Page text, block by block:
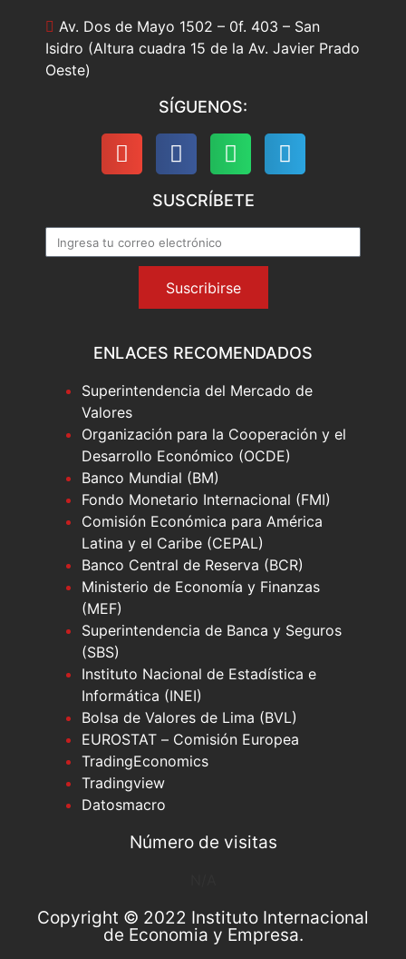
Av. Dos de Mayo 1502 – 0f. 403 – San
Isidro (Altura cuadra 15 de la Av. Javier Prado
Oeste)
SÍGUENOS:
SUSCRÍBETE
Suscribirse
ENLACES RECOMENDADOS
Superintendencia del Mercado de
Valores
Organización para la Cooperación y el
Desarrollo Económico (OCDE)
Banco Mundial (BM)
Fondo Monetario Internacional (FMI)
Comisión Económica para América
Latina y el Caribe (CEPAL)
Banco Central de Reserva (BCR)
Ministerio de Economía y Finanzas
(MEF)
Superintendencia de Banca y Seguros
(SBS)
Instituto Nacional de Estadística e
Informática (INEI)
Bolsa de Valores de Lima (BVL)
EUROSTAT – Comisión Europea
TradingEconomics
Tradingview
Datosmacro
Número de visitas
Copyright © 2022 Instituto Internacional
de Economia y Empresa.